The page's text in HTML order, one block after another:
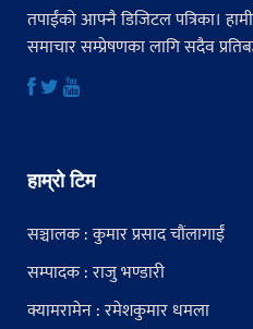
तपाईंको आफ्नै डिजिटल पत्रिका।
समाचार सम्प्रेषणका लागि सदैव
हाम्रो टिम
सञ्चालक : कुमार प्रसाद चौंलागाईं
सम्पादक : राजु भण्डारी
क्यामरामेन : रमेशकुमार धमला